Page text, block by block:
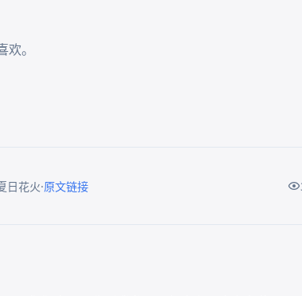
。
日花火·原文链接